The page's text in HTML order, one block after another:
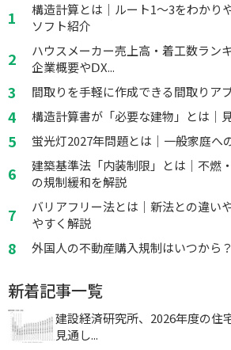
構造計算とは｜ルート1～3をわかり
ソフト紹介
ハウスメーカー売上高・着工数ラン
企業概要やⅮX...
間取りを手軽に作成できる間取りア
構造計算書が「必要な建物」とは｜
蛍光灯2027年問題とは｜一般家庭へ
建築基準法「内装制限」とは｜不燃
の規制緩和を解説
バリアフリー法とは｜新法との違い
やすく解説
外国人の不動産購入規制はいつから
新着記事一覧
建設経済研究所、2026年度の住
見通し...